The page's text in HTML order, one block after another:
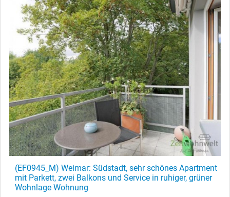
(EF0945_M) Weimar: Südstadt, sehr schönes Apartment
mit Parkett, zwei Balkons und Service in ruhiger, grüner
Wohnlage Wohnung